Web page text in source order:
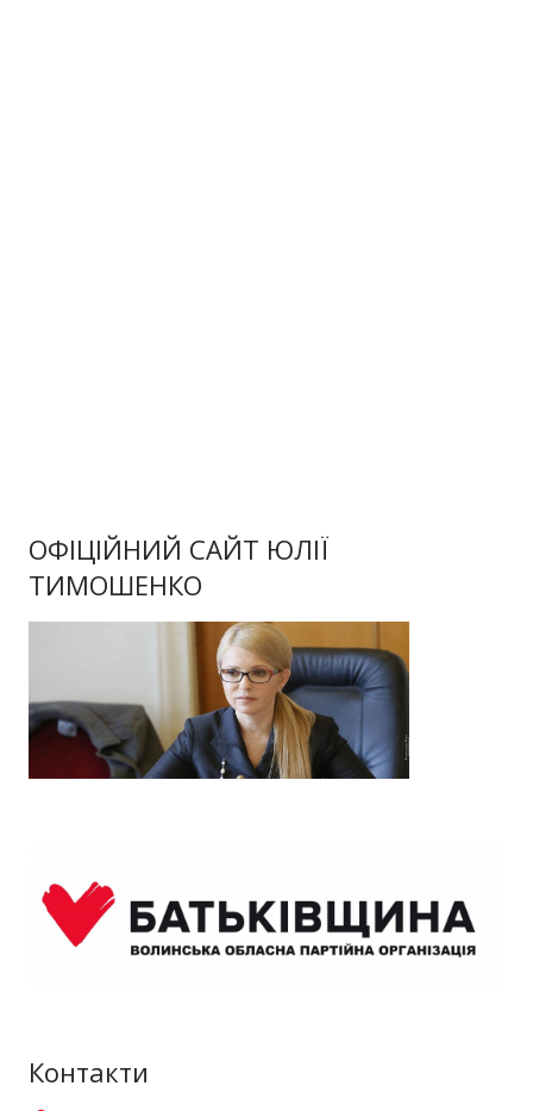
ОФІЦІЙНИЙ САЙТ ЮЛІЇ
ТИМОШЕНКО
Контакти